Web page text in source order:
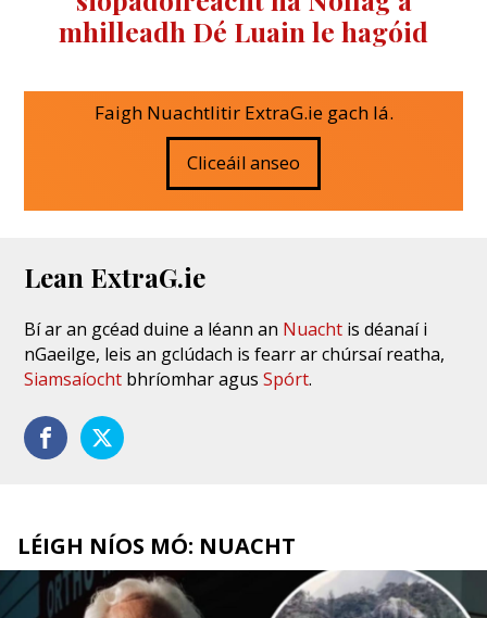
mhilleadh Dé Luain le hagóid
Faigh Nuachtlitir ExtraG.ie gach lá.
Cliceáil anseo
Lean ExtraG.ie
Bí ar an gcéad duine a léann an Nuacht is déanaí i
nGaeilge, leis an gclúdach is fearr ar chúrsaí reatha,
Siamsaíocht bhríomhar agusSpórt.
LÉIGH NÍOS MÓ: NUACHT